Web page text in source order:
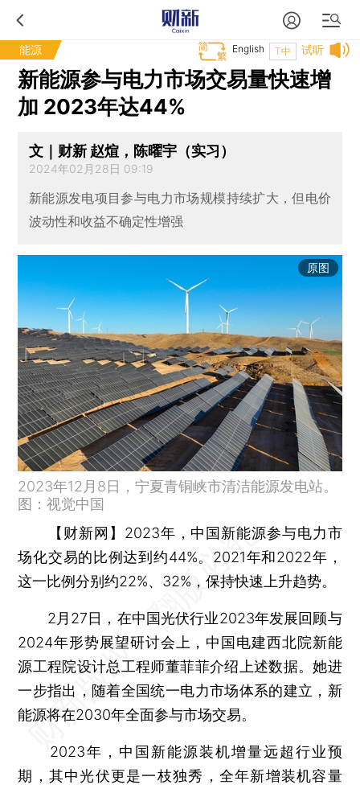
能源 试听
T中
English
新能源参与电力市场交易量快速增
加 2023年达44%
文｜财新 赵煊，陈曜宇（实习）
2024年02月28日 09:19
新能源发电项目参与电力市场规模持续扩大，但电价
波动性和收益不确定性增强
原图
2023年12月8日，宁夏青铜峡市清洁能源发电站。
图：视觉中国
【财新网】 2023年，中国新能源参与电力市
场化交易的比例达到约44%。2021年和2022年，
这一比例分别约22%、32%，保持快速上升趋势。
2月27日，在中国光伏行业2023年发展回顾与
2024年形势展望研讨会上，中国电建西北院新能
源工程院设计总工程师董菲菲介绍上述数据。她进
一步指出，随着全国统一电力市场体系的建立，新
能源将在2030年全面参与市场交易。
2023年，中国新能源装机增量远超行业预
期，其中光伏更是一枝独秀，全年新增装机容量